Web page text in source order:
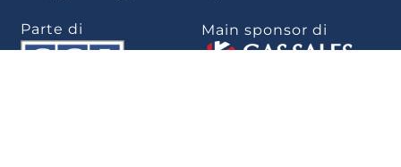
Parte di Main sponsor di